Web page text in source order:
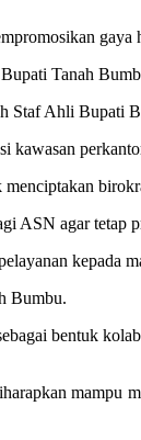
Tanah
Staf Ahli Bupati
kawasan
ASN agar tetap
kepada
Bumbu.
bentuk
mampu